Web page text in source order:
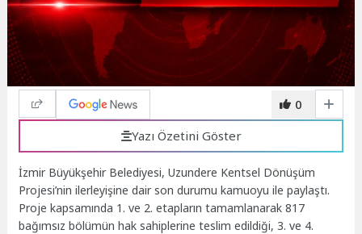
0
Yazı Özetini Göster
İzmir Büyükşehir Belediyesi, Uzundere Kentsel Dönüşüm
Projesi’nin ilerleyişine dair son durumu kamuoyu ile paylaştı.
Proje kapsamında 1. ve 2. etapların tamamlanarak 817
bağımsız bölümün hak sahiplerine teslim edildiği, 3. ve 4.